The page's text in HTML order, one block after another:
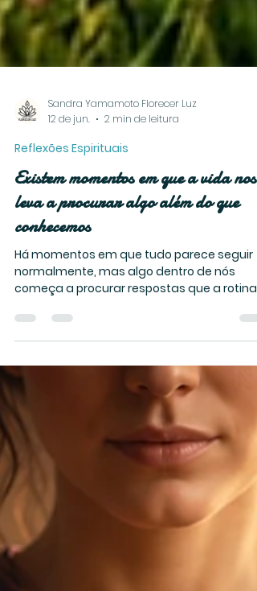
Sandra Yamamoto Florecer Luz
12 de jun.
Reflexões Espirituais
Existem momentos em que a vida nos
leva a procurar algo além do que
conhecemos
Há momentos em que tudo parece seguir
normalmente, mas algo dentro de nós
começa a procurar respostas que a rotina
não consegue oferecer. É nesse instante
muitas jornadas espirituais começam.